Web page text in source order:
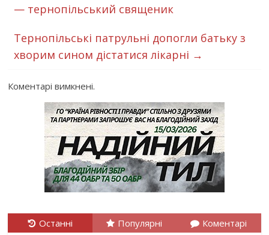
— тернопільський священик
Тернопільські патрульні допогли батьку з
хворим сином дістатися лікарні →
Коментарі вимкнені.
Останні Популярні Коментарі